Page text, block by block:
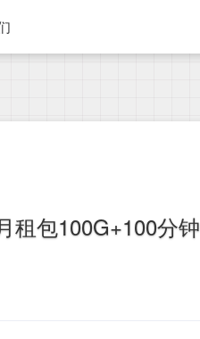
租包100G+100分钟